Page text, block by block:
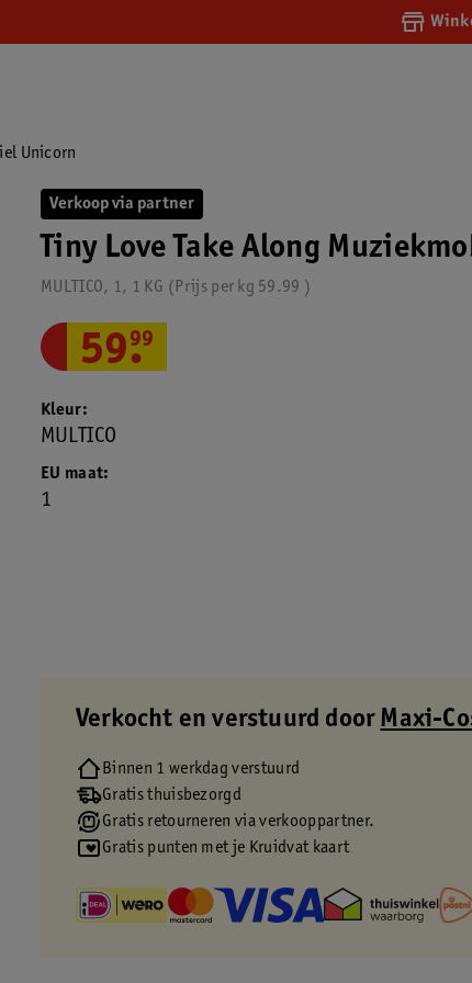
Unicorn
Verkoop via partner
Tiny Love Take Along
MULTICO, 1, 1 KG 59.99
Prijs per kg
59.
99
EU maat
1
Kleur
MULTICO
Verkocht en verstuurd door Maxi-
Binnen 1 werkdag verstuurd
Gratis thuisbezorgd
Gratis retourneren via verkooppartner.
Gratis punten met je Kruidvat kaart